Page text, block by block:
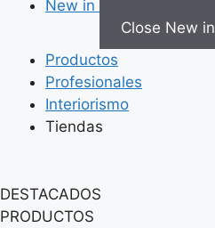
New in
Close New in
Productos
Profesionales
Interiorismo
Tiendas
DESTACADOS
PRODUCTOS